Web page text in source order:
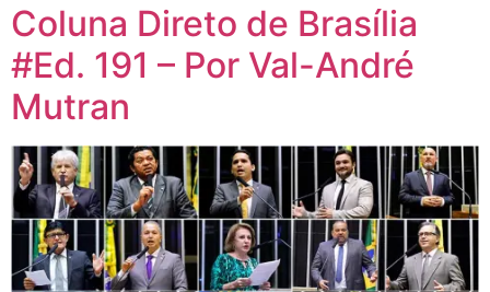
Coluna Direto de Brasília
#Ed. 191 – Por Val-André
Mutran